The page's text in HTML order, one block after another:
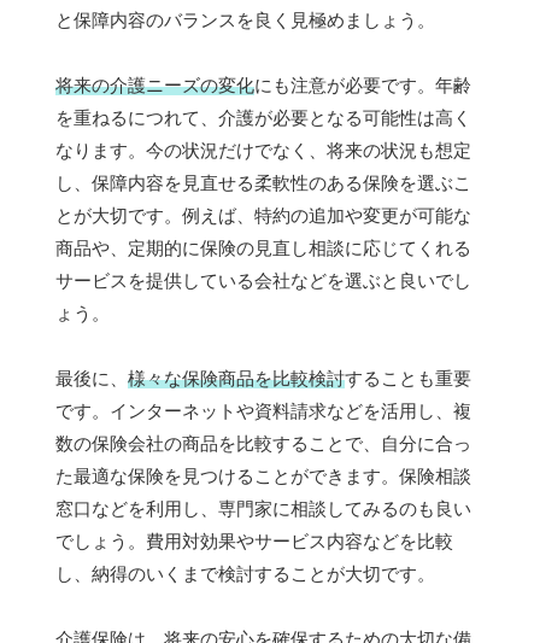
と保障内容のバランスを良く見極めましょう。
将来の介護ニーズの変化にも注意が必要です。年齢
を重ねるにつれて、介護が必要となる可能性は高く
なります。今の状況だけでなく、将来の状況も想定
し、保障内容を見直せる柔軟性のある保険を選ぶこ
とが大切です。例えば、特約の追加や変更が可能な
商品や、定期的に保険の見直し相談に応じてくれる
サービスを提供している会社などを選ぶと良いでし
ょう。
最後に、 様々な保険商品を比較検討することも重要
です。インターネットや資料請求などを活用し、複
数の保険会社の商品を比較することで、自分に合っ
た最適な保険を見つけることができます。保険相談
窓口などを利用し、専門家に相談してみるのも良い
でしょう。費用対効果やサービス内容などを比較
し、納得のいくまで検討することが大切です。